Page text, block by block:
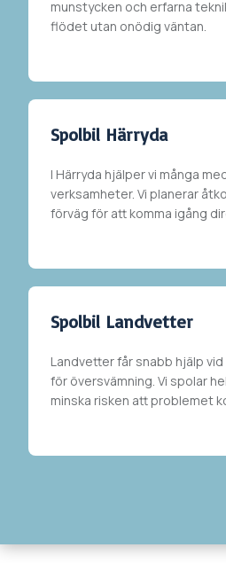
munstycken och erfarna
flödet utan onödig väntan.
Spolbil Härryda
I Härryda hjälper vi många
verksamheter. Vi planerar
förväg för att komma igång
Spolbil Landvetter
Landvetter får snabb hjälp
för översvämning. Vi spolar
minska risken att problemet